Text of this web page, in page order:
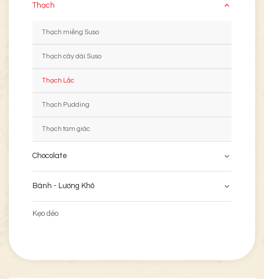
Thạch
Thạch miếng Suso
Thạch cây dài Suso
Thạch Lắc
Thạch Pudding
Thạch tam giác
Chocolate
Bánh - Lương Khô
Kẹo dẻo